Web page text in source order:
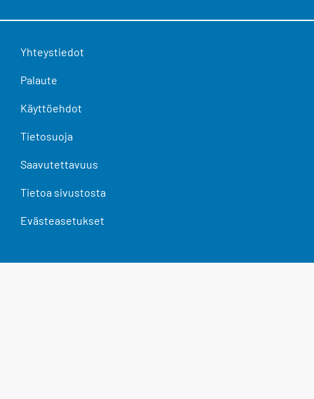
Yhteystiedot
Palaute
Käyttöehdot
Tietosuoja
Saavutettavuus
Tietoa sivustosta
Evästeasetukset